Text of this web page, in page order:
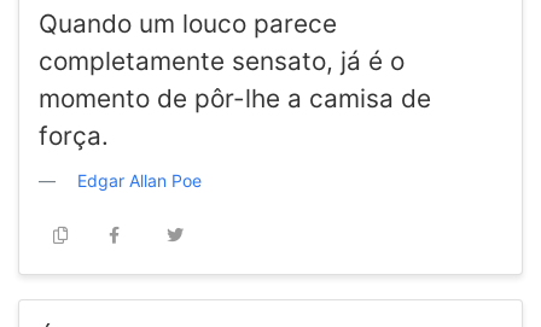
Quando um louco parece
completamente sensato, já é o
momento de pôr-lhe a camisa de
força.
Edgar Allan Poe